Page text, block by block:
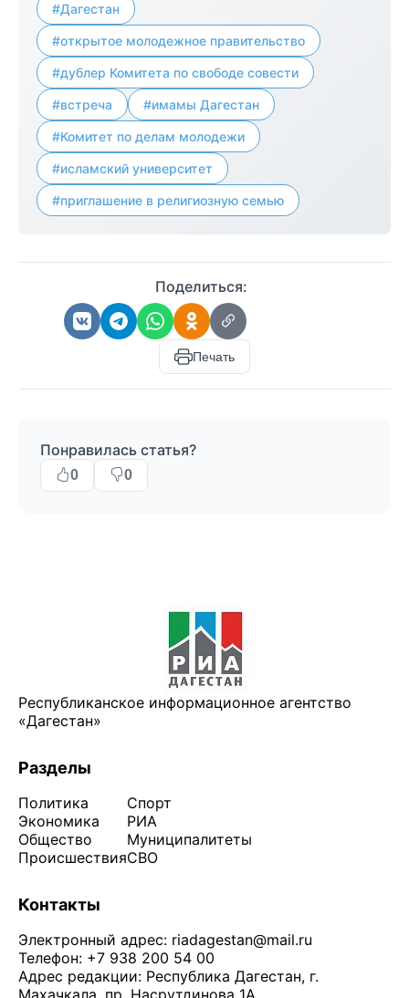
#Дагестан
#открытое молодежное правительство
#дублер Комитета по свободе совести
#встреча #имамы Дагестан
#Комитет по делам молодежи
#исламский университет
#приглашение в религиозную семью
Поделиться:
Печать
Понравилась статья?
0 0
Республиканское информационное агентство
«Дагестан»
Разделы
Политика
Экономика
Общество
Происшествия
Спорт
РИА
Муниципалитеты
СВО
Контакты
Электронный адрес: riadagestan@mail.ru
Телефон: +7 938 200 54 00
Адрес редакции: Республика Дагестан, г.
Махачкала, пр. Насрутдинова 1А